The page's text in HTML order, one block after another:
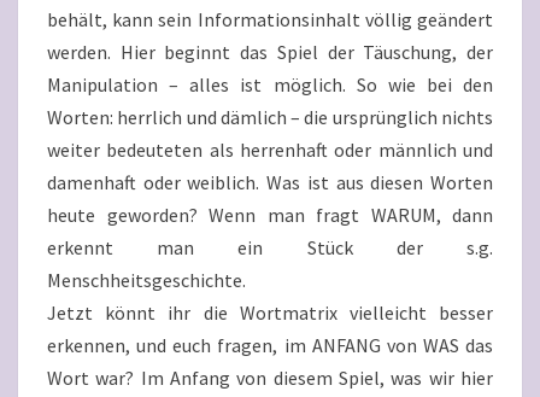
behält, kann sein Informationsinhalt völlig geändert
werden. Hier beginnt das Spiel der Täuschung, der
Manipulation – alles ist möglich. So wie bei den
Worten: herrlich und dämlich – die ursprünglich nichts
weiter bedeuteten als herrenhaft oder männlich und
damenhaft oder weiblich. Was ist aus diesen Worten
heute geworden? Wenn man fragt WARUM, dann
erkennt man ein Stück der s.g.
Menschheitsgeschichte.
Jetzt könnt ihr die Wortmatrix vielleicht besser
erkennen, und euch fragen, im ANFANG von WAS das
Wort war? Im Anfang von diesem Spiel, was wir hier